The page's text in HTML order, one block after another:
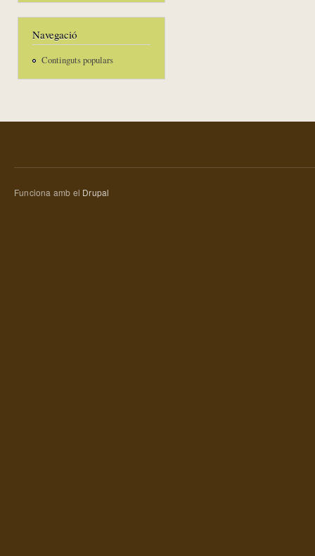
Navegació
Continguts populars
Funciona amb el Drupal